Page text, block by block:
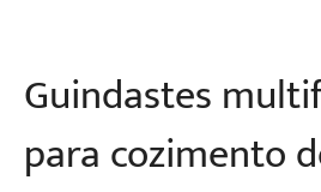
Guindastes
para cozimento